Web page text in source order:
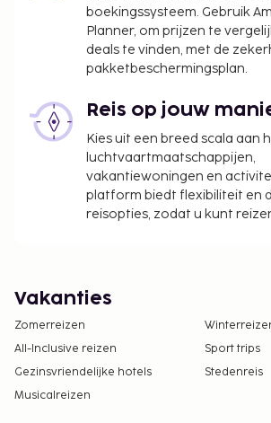
boekingssysteem. Gebruik
Planner, om prijzen te
deals te vinden, met de
pakketbeschermingsplan.
Reis op jouw
Kies uit een breed scala aan
luchtvaartmaatschappijen,
vakantiewoningen en
platform biedt flexibiliteit en
reisopties, zodat u kunt
Vakanties
Zomerreizen
All-Inclusive reizen
Sport trips
Gezinsvriendelijke hotels
Stedenreis
Musicalreizen